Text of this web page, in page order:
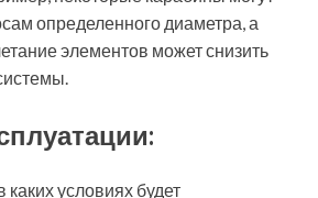
определенного диаметра, а
элементов может снизить
условиях будет